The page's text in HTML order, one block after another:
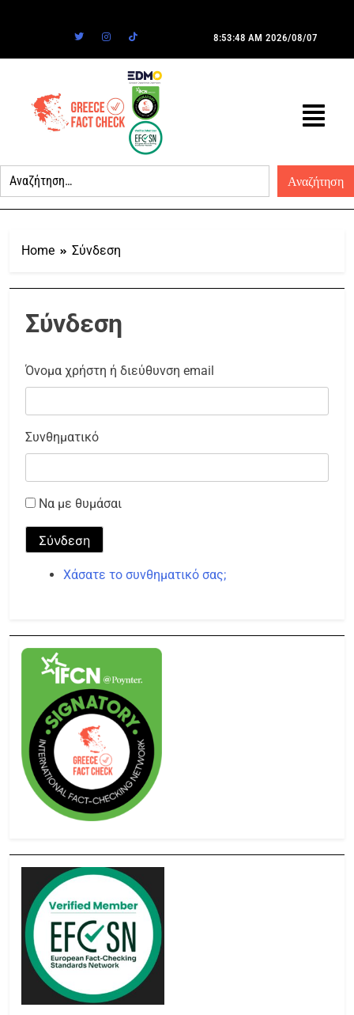
8:53:48 AM 2026/08/07
Home Σύνδεση
Σύνδεση
Όνομα χρήστη ή διεύθυνση email
Συνθηματικό
Να με θυμάσαι
Σύνδεση
Χάσατε το συνθηματικό σας;